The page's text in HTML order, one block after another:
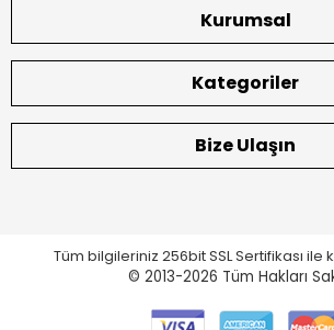
Kurumsal
Kategoriler
Bize Ulaşın
Tüm bilgileriniz 256bit SSL Sertifikası ile
© 2013-2026 Tüm Hakları